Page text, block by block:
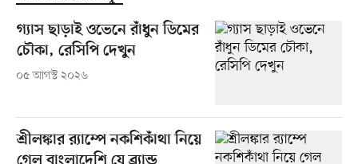
গ্যাস ছাড়াই ওভেনে রাঁধুন ডিমের
চৌকা, রেসিপি দেখুন
০৫ আগস্ট ২০২৬
শ্রীলঙ্কার র‍্যাম্পে নকশিকাঁথা নিয়ে